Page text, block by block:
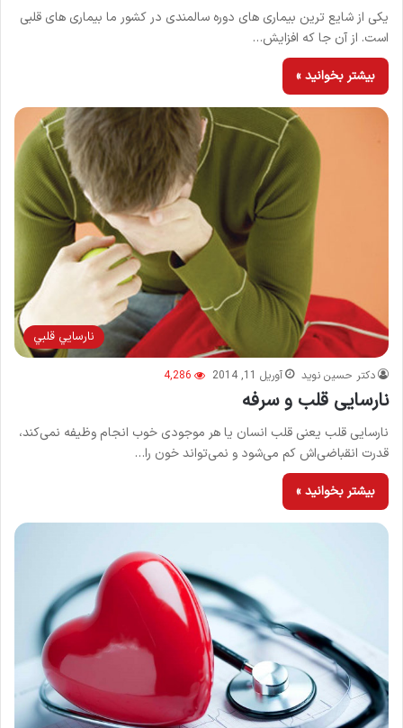
یکی از شایع ترین بیماری های دوره سالمندی در کشور ما بیماری های قلبی
است. از آن جا که افزایش…
بیشتر بخوانید »
نارسايي قلبي
دکتر حسین نوید آوریل 11, 2014 4,286
نارسایی قلب و سرفه
نارسایی قلب یعنی قلب انسان یا هر موجودی خوب انجام وظیفه نمی‌کند،
قدرت انقباضی‌اش کم می‌شود و نمی‌تواند خون را…
بیشتر بخوانید »